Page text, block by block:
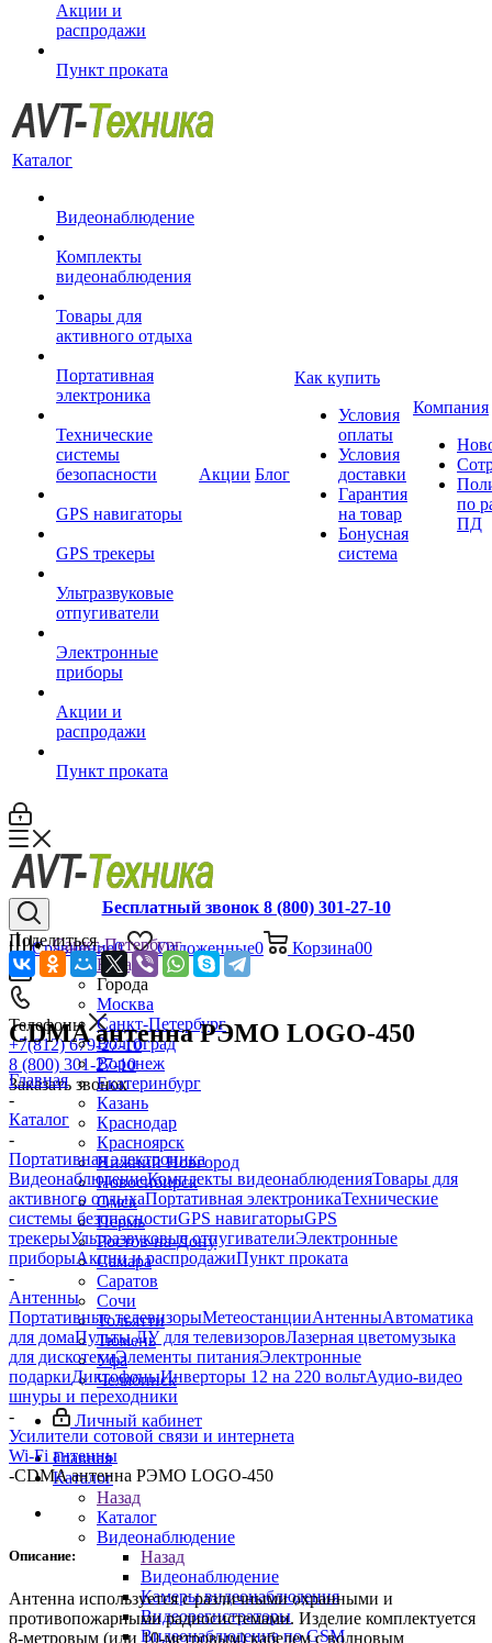
Акции и
распродажи
Пункт проката
Каталог
Видеонаблюдение
Комплекты
видеонаблюдения
Товары для
активного отдыха
Портативная
электроника
Технические
системы
безопасности
GPS навигаторы
GPS трекеры
Ультразвуковые
отпугиватели
Электронные
приборы
Акции и
распродажи
Пункт проката
Акции Блог
Как купить
Условия
оплаты
Условия
доставки
Гарантия
на товар
Бонусная
система
Компания
по
ПД
Сравнение0 Отложенные0 Корзина00
Телефоны
+7(812) 679-27-10
8 (800) 301-27-10
Заказать звонок
Бесплатный звонок 8 (800) 301-27-10
Санкт-Петербург
Назад
Города
Москва
Санкт-Петербург
Волгоград
Воронеж
Екатеринбург
Казань
Краснодар
Красноярск
Нижний Новгород
Новосибирск
Омск
Пермь
Ростов-на-Дону
Самара
Саратов
Сочи
Тольятти
Тюмень
Уфа
Челябинск
Личный кабинет
Главная
Каталог
Назад
Каталог
Видеонаблюдение
Назад
Видеонаблюдение
Камеры видеонаблюдения
Видеорегистраторы
Видеонаблюдение по GSM
Поделиться
CDMA антенна РЭМО LOGO-450
Главная
-
Каталог
-
Портативная электроника
ВидеонаблюдениеКомплекты видеонаблюденияТовары для
активного отдыхаПортативная электроникаТехнические
системы безопасностиGPS навигаторыGPS
трекерыУльтразвуковые отпугивателиЭлектронные
приборыАкции и распродажиПункт проката
-
Антенны
Портативные телевизорыМетеостанцииАнтенныАвтоматика
для домаПульты ДУ для телевизоровЛазерная цветомузыка
для дискотекиЭлементы питанияЭлектронные
подаркиДиктофоныИнверторы 12 на 220 вольтАудио-видео
шнуры и переходники
-
Усилители сотовой связи и интернета
Wi-Fi антенны
-CDMA антенна РЭМО LOGO-450
Описание:
Антенна используется с различными охранными и
противопожарными радиосистемами. Изделие комплектуется
8-метровым (или 10-метровым) кабелем с волновым